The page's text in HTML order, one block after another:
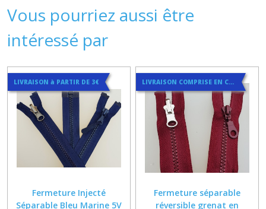
Vous pourriez aussi être
intéressé par
LIVRAISON à PARTIR DE 3€
Fermeture Injecté
Séparable Bleu Marine 5V
LIVRAISON COMPRISE EN COURRIER SUIVI
Fermeture séparable
réversible grenat en